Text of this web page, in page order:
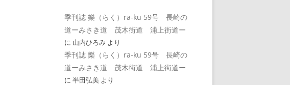
季刊誌 樂（らく）ra-ku 59号 長崎の
道ーみさき道 茂木街道 浦上街道ー
に 山内ひろみ より
季刊誌 樂（らく）ra-ku 59号 長崎の
道ーみさき道 茂木街道 浦上街道ー
に 半田弘美 より